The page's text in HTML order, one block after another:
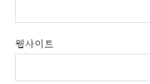
웹사이트